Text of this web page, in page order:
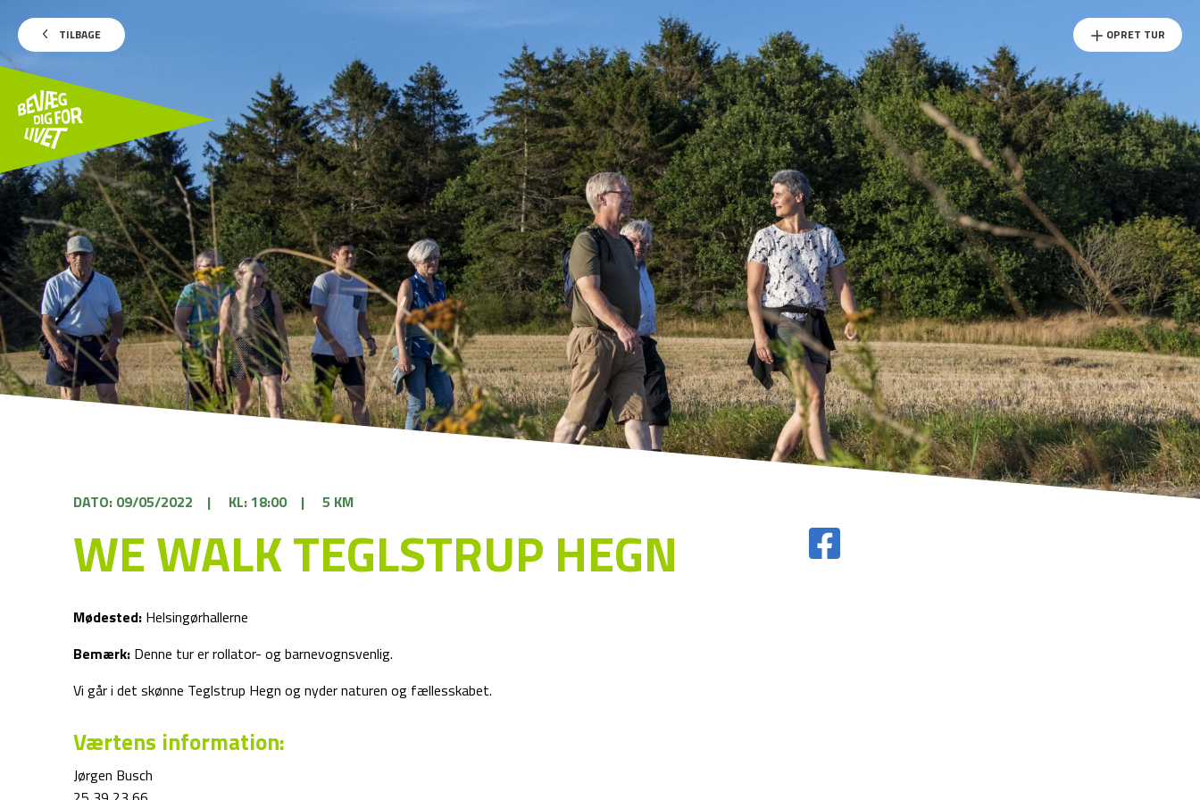
TILBAGE OPRET TUR
DATO: 09/05/2022 | KL: 18:00 | 5 KM
WE WALK TEGLSTRUP HEGN
Mødested: Helsingørhallerne
Bemærk: Denne tur er rollator- og barnevognsvenlig.
Vi går i det skønne Teglstrup Hegn og nyder naturen og fællesskabet.
Værtens information:
Jørgen Busch